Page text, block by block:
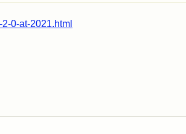
0-at-2021.html